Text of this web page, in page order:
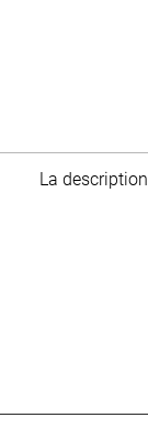
La description